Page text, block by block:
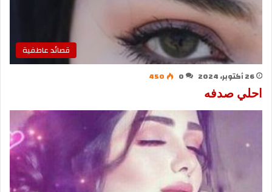
قصائد عاطفية
26 أكتوبر، 2024 0
450
احلي صدفه